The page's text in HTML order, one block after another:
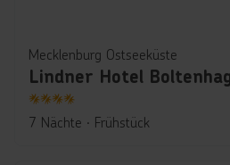
Mecklenburg Ostseeküste
Lindner Hotel
4
7 Nächte ∙ Frühstück